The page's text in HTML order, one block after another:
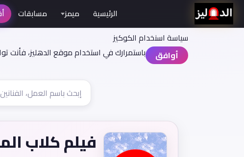
سياسة اسنخدام الكوكيز
أوافق
باستمرارك في استخدام موقع الدهليز، فأنت
الرئيسية ميمز مسابقات
فيلم كلاب